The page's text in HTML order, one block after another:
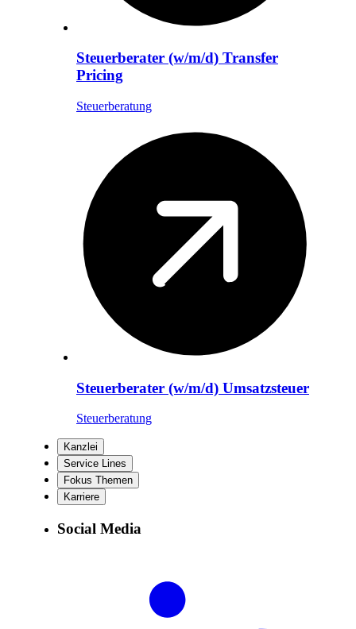
Steuerberater (w/m/d) Transfer
Pricing
Steuerberatung
Steuerberater (w/m/d) Umsatzsteuer
Steuerberatung
Kanzlei
Service Lines
Fokus Themen
Karriere
Social Media